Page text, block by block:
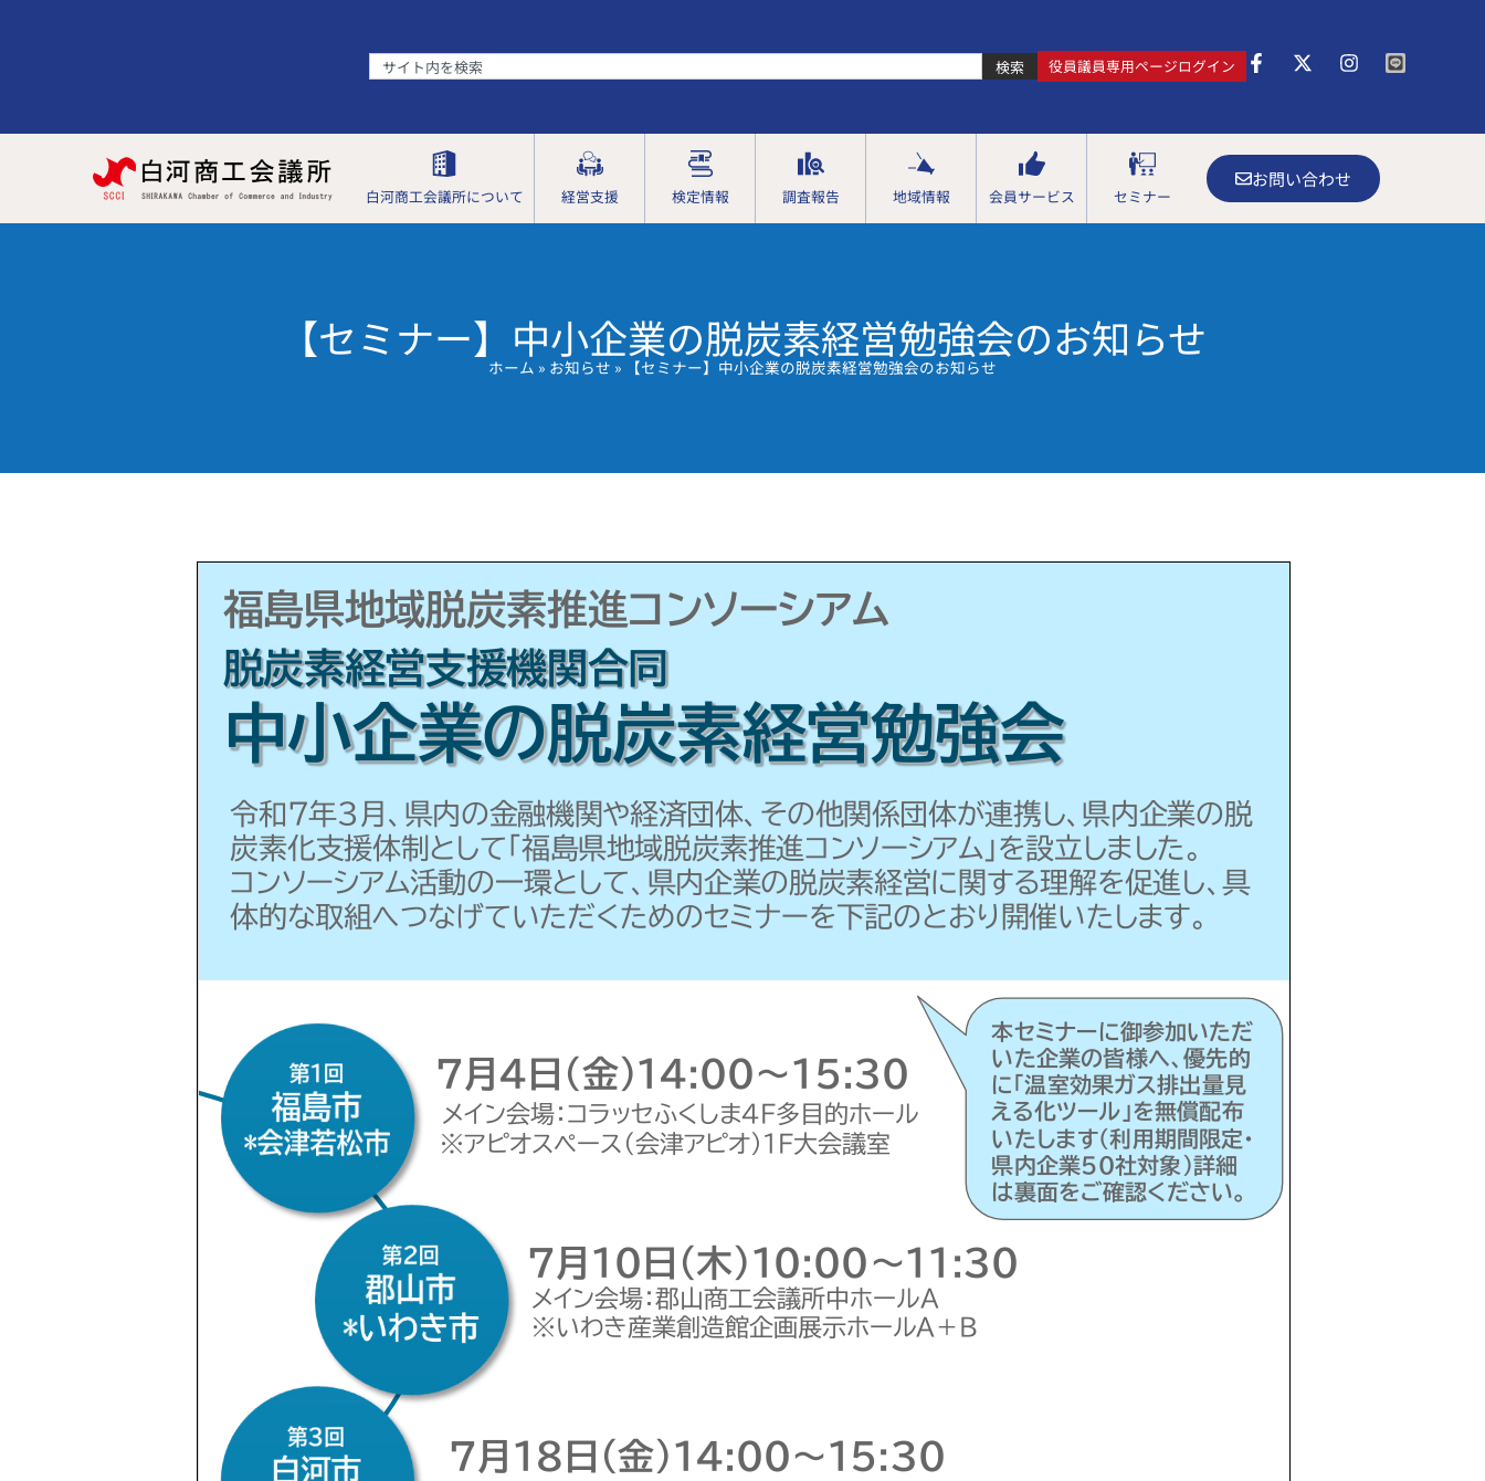
検索 役員議員専用ページログイン
白河商工会議所について 経営支援 検定情報 調査報告 地域情報 会員サービス セミナー
お問い合わせ
【セミナー】中小企業の脱炭素経営勉強会のお知らせ
ホーム » お知らせ » 【セミナー】中小企業の脱炭素経営勉強会のお知らせ